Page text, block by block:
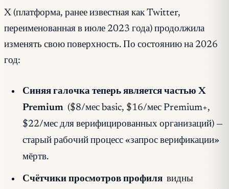
X (платформа, ранее известная как Twitter,
переименованная в июле 2023 года) продолжила
изменять свою поверхность. По состоянию на 2026
год:
Синяя галочка теперь является частью X
Premium ($8/мес basic, $16/мес Premium+,
$22/мес для верифицированных организаций) —
старый рабочий процесс «запрос верификации»
мёртв.
Счётчики просмотров профиля видны